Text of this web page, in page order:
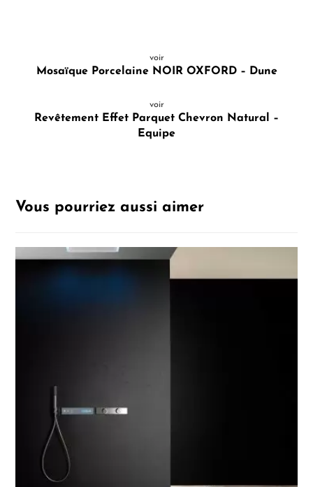
voir
Mosaïque Porcelaine NOIR OXFORD – Dune
voir
Revêtement Effet Parquet Chevron Natural –
Equipe
Vous pourriez aussi aimer